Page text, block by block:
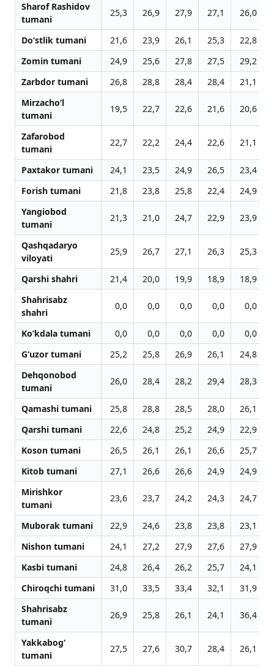
Sharof Rashidov
tumani
25,3 26,9 27,9 27,1 26,0
Do‘stlik tumani 21,6 23,9 26,1 25,3 22,8
Zomin tumani
24,9 25,6 27,8 27,5 29,2
Zarbdor tumani
26,8 28,8 28,4 28,4 21,1
Mirzacho‘l
tumani
19,5 22,7 22,6 21,6 20,6
Zafarobod
tumani
22,7 22,2 24,4 22,6 21,1
Paxtakor tumani 24,1 23,5 24,9 26,5 23,4
Forish tumani
21,8 23,8 25,8 22,4 24,9
Yangiobod
tumani
21,3 21,0 24,7 22,9 23,9
Qashqadaryo
viloyati
25,9 26,7 27,1 26,3 25,3
Qarshi shahri 21,4 20,0 19,9 18,9 18,9
Shahrisabz
shahri
0,0 0,0 0,0 0,0 0,0
Ko‘kdala tumani 0,0 0,0 0,0 0,0
0,0
G‘uzor tumani
25,2 25,8 26,9 26,1 24,8
Dehqonobod
tumani
26,0 28,4 28,2 29,4 28,3
Qamashi tumani 25,8 28,8 28,5 28,0 26,1
Qarshi tumani
22,6 24,8 25,2 24,9 22,9
Koson tumani
26,5 26,1 26,1 26,6 25,7
Kitob tumani
27,1 26,6 26,6 24,9 24,9
Mirishkor
tumani
23,6 23,7 24,2 24,3 24,7
Muborak tumani 22,9 24,6 23,8 23,8 23,1
Nishon tumani
24,1 27,2 27,9 27,6 27,9
Kasbi tumani
24,8 26,4 26,2 25,7 24,1
Chiroqchi tumani
31,0 33,5 33,4 32,1 31,9
Shahrisabz
tumani
26,9 25,8 26,1 24,1 36,4
Yakkabog‘
tumani
27,5 27,6 30,7 28,4 26,1